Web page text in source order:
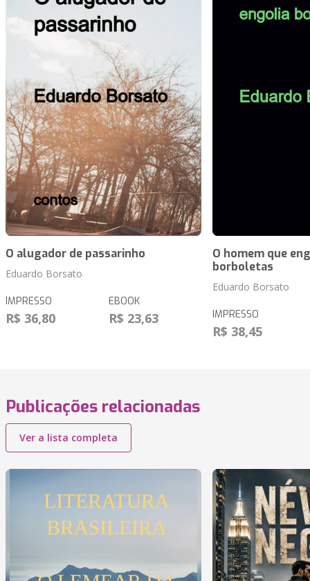
O alugador de passarinho
Eduardo Borsato
IMPRESSO
R$ 36,80
EBOOK
R$ 23,63
O homem que
borboletas
Eduardo Borsato
IMPRESSO
R$ 38,45
Publicações relacionadas
Ver a lista completa